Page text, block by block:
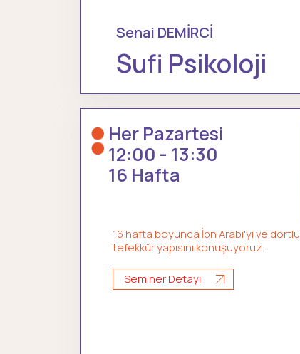
Senai DEMİRCİ
Sufi Psikoloji
Her Pazartesi
12:00 - 13:30
16 Hafta
16 hafta boyunca İbn Arabi'yi ve dörtlü
tefekkür yapısını konuşuyoruz.
Seminer Detayı